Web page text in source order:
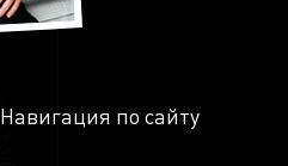
Навигация по сайту